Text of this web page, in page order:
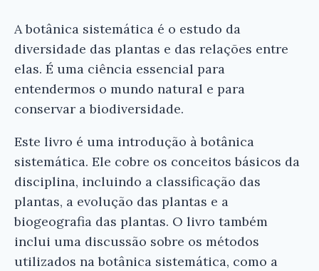
A botânica sistemática é o estudo da
diversidade das plantas e das relações entre
elas. É uma ciência essencial para
entendermos o mundo natural e para
conservar a biodiversidade.
Este livro é uma introdução à botânica
sistemática. Ele cobre os conceitos básicos da
disciplina, incluindo a classificação das
plantas, a evolução das plantas e a
biogeografia das plantas. O livro também
inclui uma discussão sobre os métodos
utilizados na botânica sistemática, como a